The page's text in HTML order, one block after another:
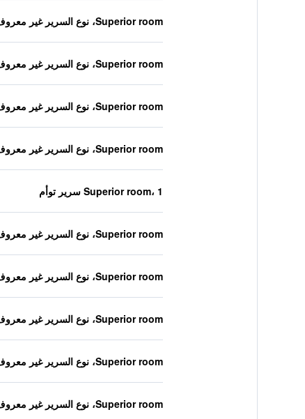
Superior room، نوع السرير غير معروف
Superior room، نوع السرير غير معروف
Superior room، نوع السرير غير معروف
Superior room، نوع السرير غير معروف
Superior room، 1 سرير توأم
Superior room، نوع السرير غير معروف
Superior room، نوع السرير غير معروف
Superior room، نوع السرير غير معروف
Superior room، نوع السرير غير معروف
Superior room، نوع السرير غير معروف